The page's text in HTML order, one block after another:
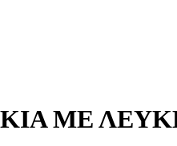
ΜΕ